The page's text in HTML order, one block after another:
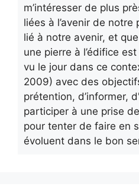
m’intéresser de plus
liées à l’avenir de
lié à notre avenir, et que
une pierre à l’édifice
vu le jour dans ce
2009) avec des
prétention, d’informer,
participer à une prise
pour tenter de faire en
évoluent dans le bon